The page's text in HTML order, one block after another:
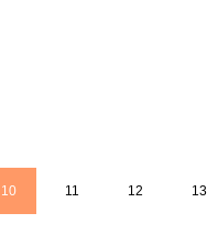
10 11 12 13